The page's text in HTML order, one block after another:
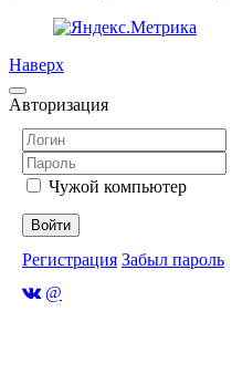
Наверх
Авторизация
Чужой компьютер
Войти
Регистрация Забыл пароль
@